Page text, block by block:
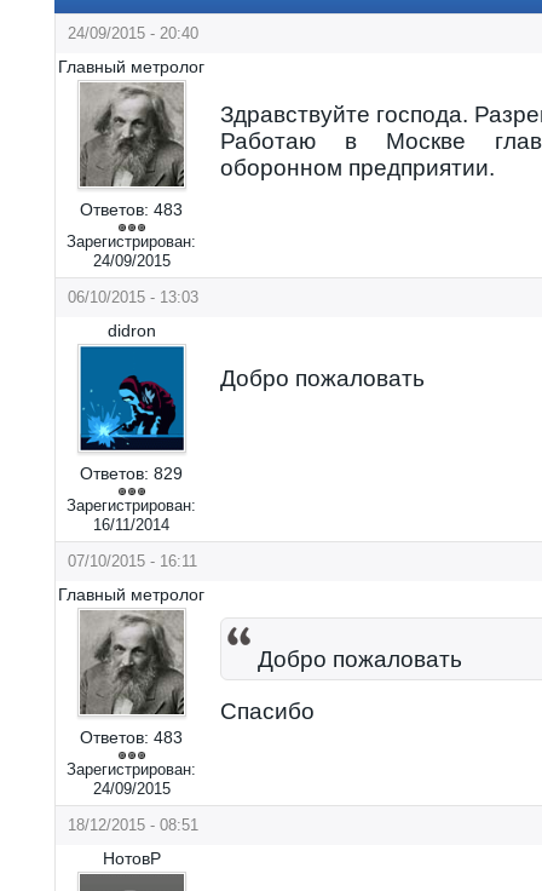
24/09/2015 - 20:40
Главный метролог
Ответов: 483
Зарегистрирован:
24/09/2015
Здравствуйте господа.
Работаю в Москве
оборонном предприятии.
06/10/2015 - 13:03
didron
Ответов: 829
Зарегистрирован:
16/11/2014
Добро пожаловать
07/10/2015 - 16:11
Главный метролог
Ответов: 483
Зарегистрирован:
24/09/2015
Добро пожаловать
Спасибо
18/12/2015 - 08:51
НотовР